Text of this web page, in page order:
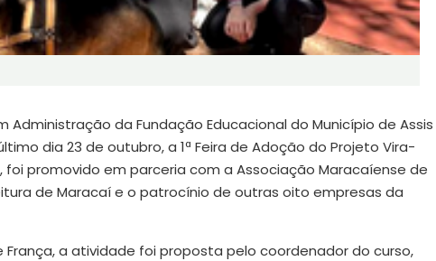
da Fundação Educacional do Município de Assis
dia 23 de outubro, a 1ª Feira de Adoção do Projeto Vira-
foi promovido em parceria com a Associação Maracaíense de
de Maracaí e o patrocínio de outras oito empresas da
França, a atividade foi proposta pelo coordenador do curso,